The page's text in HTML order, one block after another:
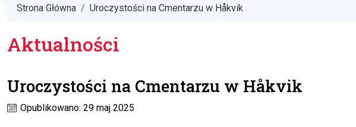
Strona Główna Uroczystości na Cmentarzu w Håkvik
Aktualności
Uroczystości na Cmentarzu w Håkvik
Opublikowano: 29 maj 2025